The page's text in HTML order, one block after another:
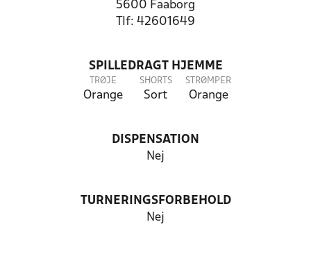
5600 Faaborg
Tlf: 42601649
SPILLEDRAGT HJEMME
TRØJE
Orange
SHORTS
Sort
STRØMPER
Orange
DISPENSATION
Nej
TURNERINGSFORBEHOLD
Nej